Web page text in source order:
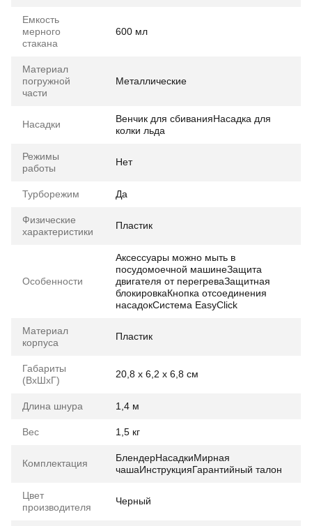
Емкость
мерного
стакана
600 мл
Материал
погружной
части
Металлические
Насадки
Венчик для сбиванияНасадка для
колки льда
Режимы
работы
Нет
Турборежим Да
Физические
характеристики
Пластик
Особенности
Аксессуары можно мыть в
посудомоечной машинеЗащита
двигателя от перегреваЗащитная
блокировкаКнопка отсоединения
насадокСистема EasyClick
Материал
корпуса
Пластик
Габариты
(ВхШхГ)
20,8 х 6,2 х 6,8 см
Длина шнура 1,4 м
Вес 1,5 кг
Комплектация
БлендерНасадкиМирная
чашаИнструкцияГарантийный талон
Цвет
производителя
Черный